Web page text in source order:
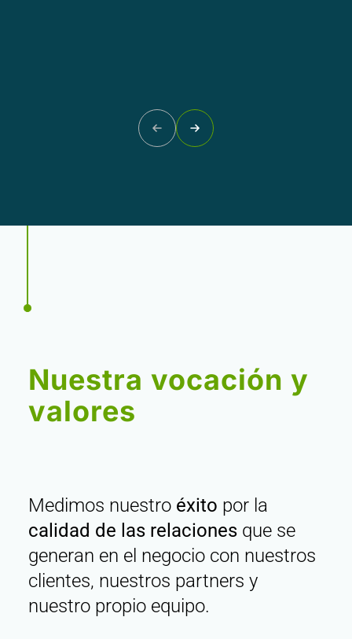
Nuestra vocación y
valores
Medimos nuestro éxito por la
calidad de las relaciones que se
generan en el negocio con nuestros
clientes, nuestros partners y
nuestro propio equipo.